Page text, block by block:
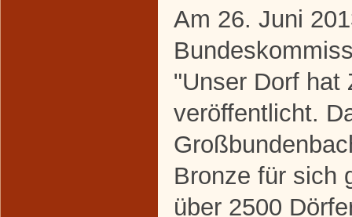
Am 26. Juni
"Unser Dorf hat
veröffentlicht.
Bronze für sich
über 2500